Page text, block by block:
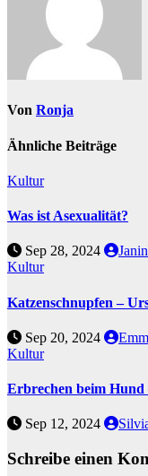
Von Ronja
Ähnliche Beiträge
Kultur
Was ist Asexualität?
Sep 28, 2024
Kultur
Katzenschnupfen –
Sep 20, 2024
Kultur
Erbrechen beim Hund
Sep 12, 2024
Schreibe einen